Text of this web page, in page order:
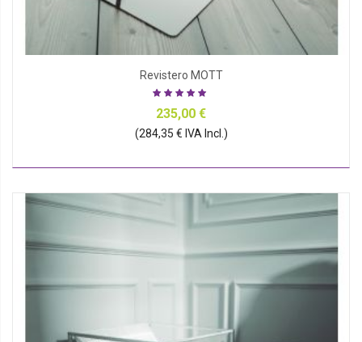
Revistero MOTT
235,00 €
(284,35 € IVA Incl.)